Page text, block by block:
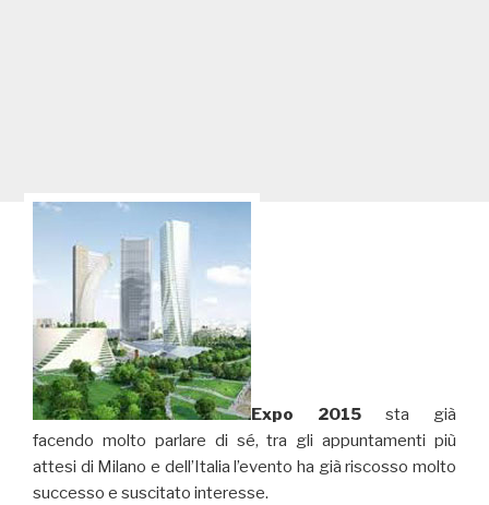
Expo 2015 sta già
facendo molto parlare di sé, tra gli appuntamenti più
attesi di Milano e dell’Italia l’evento ha già riscosso molto
successo e suscitato interesse.